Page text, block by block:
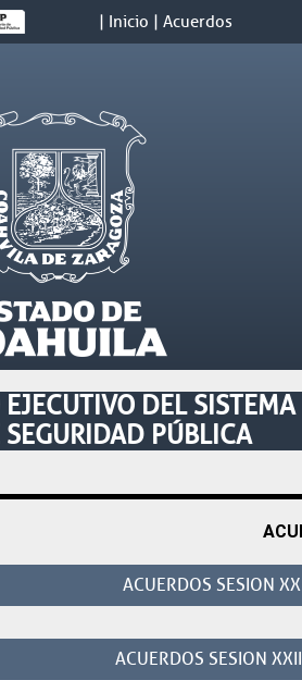
| Inicio | Acuerdos
DEL SISTEMA
SEGURIDAD PÚBLICA
ACUERDOS SESION
ACUERDOS SESION